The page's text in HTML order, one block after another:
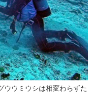
ウウミウシは相変わらずた